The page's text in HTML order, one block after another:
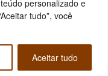
personalizado e
tudo”, você
Aceitar tudo
direitos reservados.